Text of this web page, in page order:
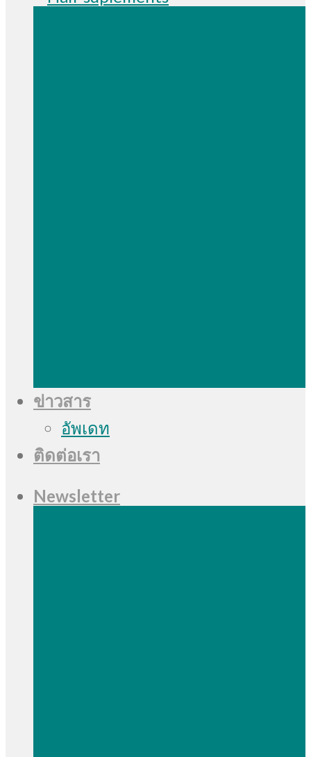
ข่าวสาร
อัพเดท
ติดต่อเรา
Newsletter